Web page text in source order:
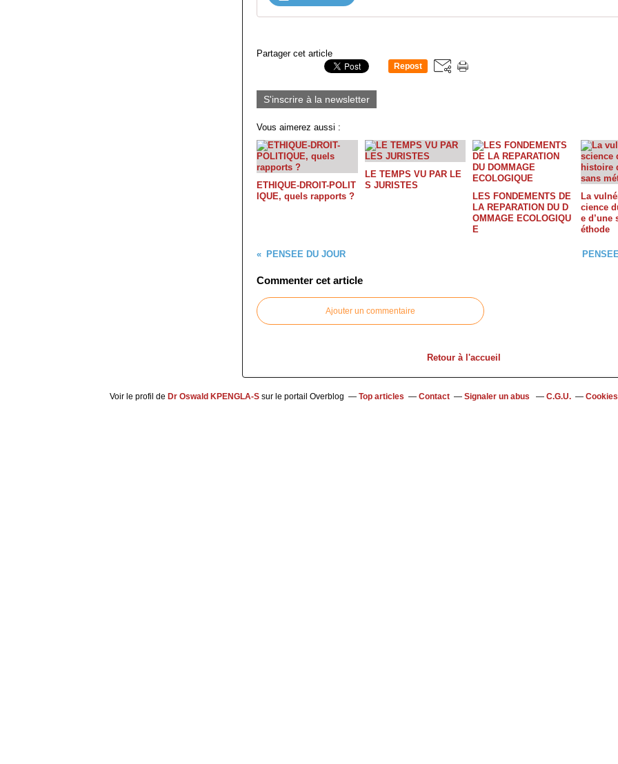
Partager cet article
Repost
S'inscrire à la newsletter
Vous aimerez aussi :
ETHIQUE-DROIT-POLIT
IQUE, quels rapports ?
LE TEMPS VU PAR LE
S JURISTES
LES FONDEMENTS DE
LA REPARATION DU D
OMMAGE ECOLOGIQU
E
La
cience
e d’une
éthode
PENSEE DU JOUR
Commenter cet article
Ajouter un commentaire
Retour à l'accueil
Voir le profil de Dr Oswald KPENGLA-S sur le portail Overblog Top articles Contact Signaler un abus C.G.U.